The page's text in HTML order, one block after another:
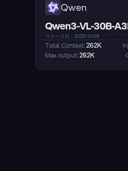
Qwen
Qwen3-VL-30B-
リリース日：2025/10/05
Total Context: 262K
Max output: 262K